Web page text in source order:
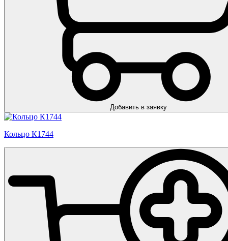
Добавить в заявку
Кольцо К1744